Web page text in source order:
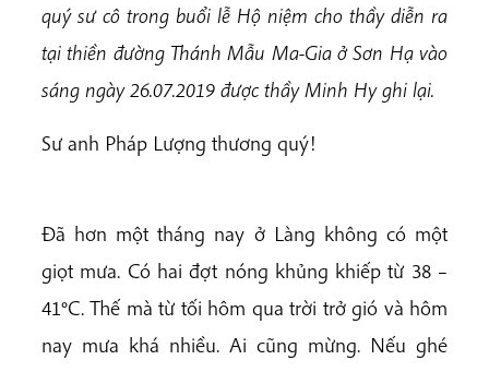
quý sư cô trong buổi lễ Hộ niệm cho thầy diễn ra
tại thiền đường Thánh Mẫu Ma-Gia ở Sơn Hạ vào
sáng ngày 26.07.2019 được thầy Minh Hy ghi lại.
Sư anh Pháp Lượng thương quý!
Đã hơn một tháng nay ở Làng không có một
giọt mưa. Có hai đợt nóng khủng khiếp từ 38 –
41°C. Thế mà từ tối hôm qua trời trở gió và hôm
nay mưa khá nhiều. Ai cũng mừng. Nếu ghé